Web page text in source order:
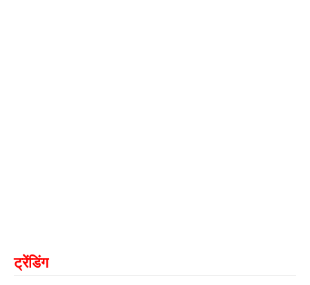
ट्रेंडिंग